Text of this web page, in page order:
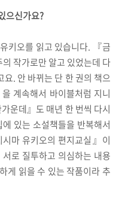
으신가요?
키오를 읽고 있습니다. 『금
작가로만 알고 있었는데 다
. 안 바뀌는 단 한 권의 책으
계속해서 바이블처럼 지니
운데』도 매년 한 번씩 다시
있는 소설책들을 반복해서
마 유키오의 편지교실』이
로 질투하고 의심하는 내용
게 읽을 수 있는 작품이라 추